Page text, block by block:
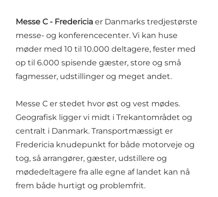
Messe C - Fredericia er Danmarks tredjestørste
messe- og konferencecenter. Vi kan huse
møder med 10 til 10.000 deltagere, fester med
op til 6.000 spisende gæster, store og små
fagmesser, udstillinger og meget andet.
Messe C er stedet hvor øst og vest mødes.
Geografisk ligger vi midt i Trekantområdet og
centralt i Danmark. Transportmæssigt er
Fredericia knudepunkt for både motorveje og
tog, så arrangører, gæster, udstillere og
mødedeltagere fra alle egne af landet kan nå
frem både hurtigt og problemfrit.